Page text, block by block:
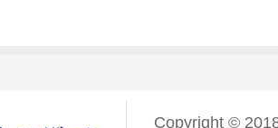
Copyright ©